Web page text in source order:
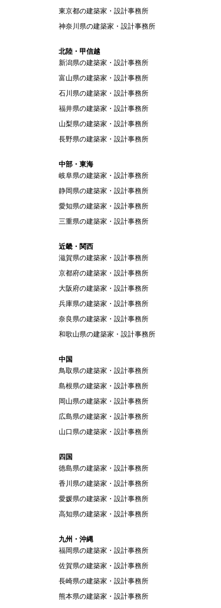
東京都の建築家・設計事務所
神奈川県の建築家・設計事務所
北陸・甲信越
新潟県の建築家・設計事務所
富山県の建築家・設計事務所
石川県の建築家・設計事務所
福井県の建築家・設計事務所
山梨県の建築家・設計事務所
長野県の建築家・設計事務所
中部・東海
岐阜県の建築家・設計事務所
静岡県の建築家・設計事務所
愛知県の建築家・設計事務所
三重県の建築家・設計事務所
近畿・関西
滋賀県の建築家・設計事務所
京都府の建築家・設計事務所
大阪府の建築家・設計事務所
兵庫県の建築家・設計事務所
奈良県の建築家・設計事務所
和歌山県の建築家・設計事務所
中国
鳥取県の建築家・設計事務所
島根県の建築家・設計事務所
岡山県の建築家・設計事務所
広島県の建築家・設計事務所
山口県の建築家・設計事務所
四国
徳島県の建築家・設計事務所
香川県の建築家・設計事務所
愛媛県の建築家・設計事務所
高知県の建築家・設計事務所
九州・沖縄
福岡県の建築家・設計事務所
佐賀県の建築家・設計事務所
長崎県の建築家・設計事務所
熊本県の建築家・設計事務所